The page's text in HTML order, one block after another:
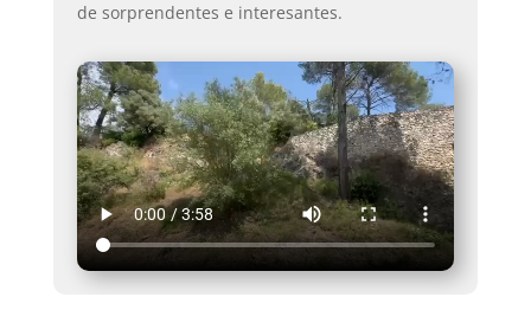
de sorprendentes e interesantes.